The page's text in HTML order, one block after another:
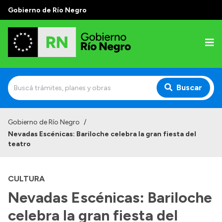
Gobierno de Río Negro
Buscar
Autoridades
Autoridades y Organismos
Discursos en la Legislatura
Casa de Gobierno
Gobierno de Río Negro /
Nevadas Escénicas: Bariloche celebra la gran fiesta del
teatro
CULTURA
Nevadas Escénicas: Bariloche
celebra la gran fiesta del